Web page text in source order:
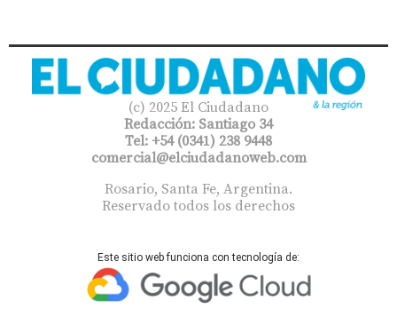
(c) 2025 El Ciudadano
Redacción: Santiago 34
Tel: +54 (0341) 238 9448
comercial@elciudadanoweb.com​
Rosario, Santa Fe, Argentina.
Reservado todos los derechos
Este sitio web funciona con tecnología de: